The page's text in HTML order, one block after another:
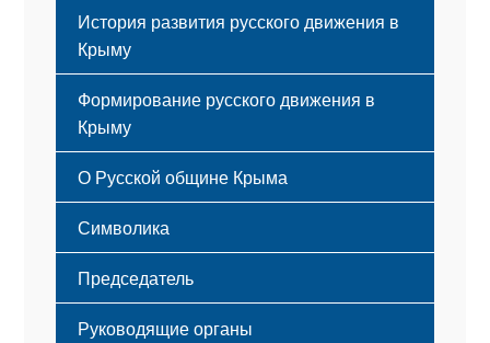
История развития русского движения в
Крыму
Формирование русского движения в
Крыму
Русский Крым
О Русской общине Крыма
Этапы становления
Принципы деятельности
Структура
Мероприятия
Символика
Флаг
Герб
Гимн
Председатель
Руководящие органы